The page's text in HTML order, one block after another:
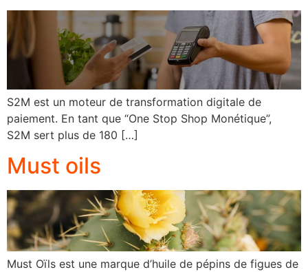
S2M est un moteur de transformation digitale de
paiement. En tant que “One Stop Shop Monétique”,
S2M sert plus de 180 […]
Must oils
Must Oïls est une marque d’huile de pépins de figues de